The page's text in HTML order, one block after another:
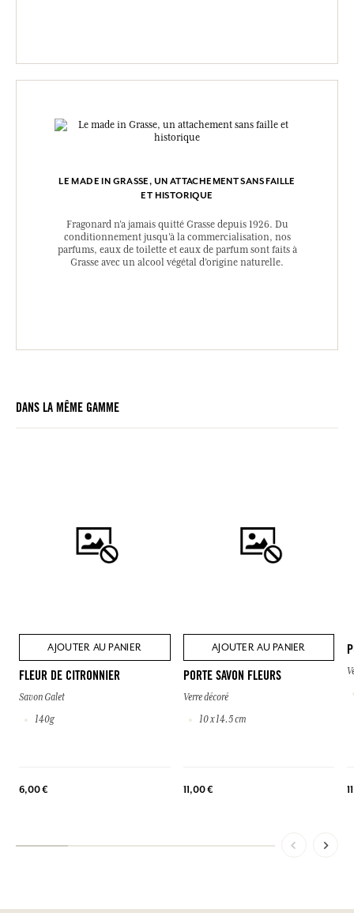
LE MADE IN GRASSE, UN ATTACHEMENT SANS FAILLE
ET HISTORIQUE
Fragonard n’a jamais quitté Grasse depuis 1926. Du
conditionnement jusqu’à la commercialisation, nos
parfums, eaux de toilette et eaux de parfum sont faits à
Grasse avec un alcool végétal d’origine naturelle.
DANS LA MÊME GAMME
AJOUTER AU PANIER
FLEUR DE CITRONNIER
Savon Galet
140g
6,00 €
AJOUTER AU PANIER
PORTE SAVON FLEURS
Verre décoré
10 x 14.5 cm
11,00 €